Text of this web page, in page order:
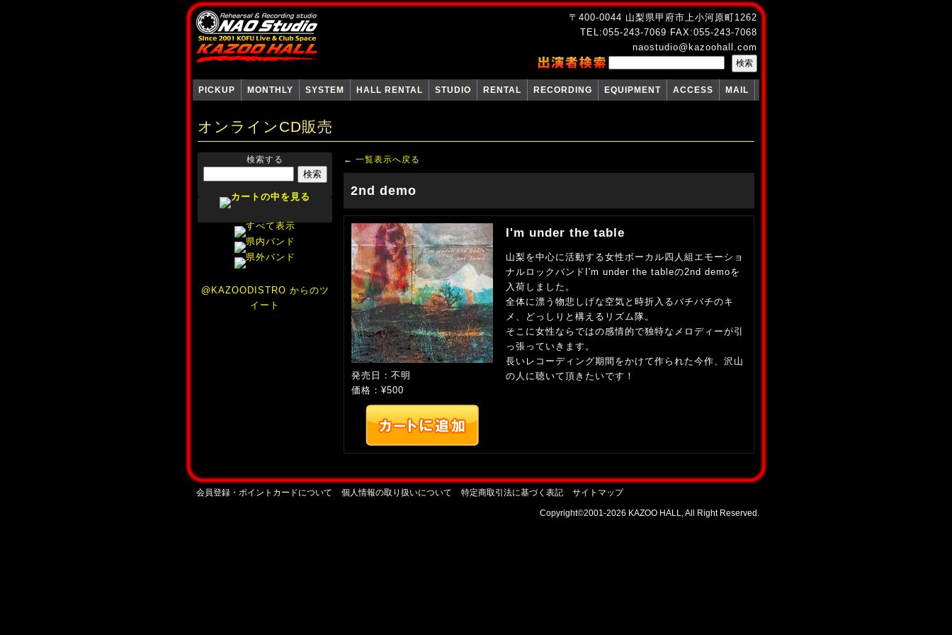
〒400-0044 山梨県甲府市上小河原町1262
TEL:055-243-7069 FAX:055-243-7068
naostudio@kazoohall.com
PICKUP MONTHLY SYSTEM HALL RENTAL STUDIO RENTAL RECORDING EQUIPMENT ACCESS MAIL
オンラインCD販売
検索する
@KAZOODISTRO からのツ
イート
← 一覧表示へ戻る
2nd demo
発売日：不明
価格：¥500
I'm under the table
山梨を中心に活動する女性ボーカル四人組エモーショ
ナルロックバンドI'm under the tableの2nd demoを
入荷しました。
全体に漂う物悲しげな空気と時折入るバチバチのキ
メ、どっしりと構えるリズム隊。
そこに女性ならではの感情的で独特なメロディーが引
っ張っていきます。
長いレコーディング期間をかけて作られた今作、沢山
の人に聴いて頂きたいです！
会員登録・ポイントカードについて 個人情報の取り扱いについて 特定商取引法に基づく表記 サイトマップ
Copyright©2001-2026 KAZOO HALL, All Right Reserved.